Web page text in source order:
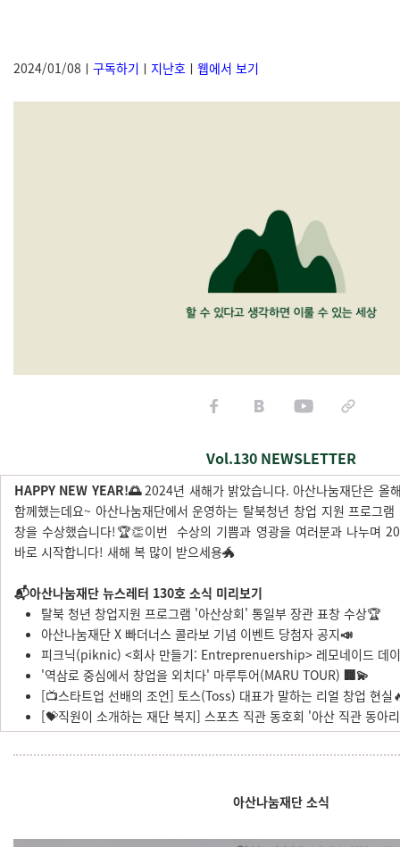
2024/01/08ㅣ 구독하기 ㅣ 지난호 ㅣ 웹에서 보기
Vol.130 NEWSLETTER
HAPPY NEW YEAR!🌅2024년 새해가 밝았습니다. 아산나눔재단은 올
함께했는데요~ 아산나눔재단에서 운영하는 탈북청년 창업 지원 프로그램
창을 수상했습니다!🏆👏️이번 수상의 기쁨과 영광을 여러분과 나누며
바로 시작합니다! 새해 복 많이 받으세용🐲
📬아산나눔재단 뉴스레터 130호 소식 미리보기
탈북 청년 창업지원 프로그램 '아산상회' 통일부 장관 표창 수상🏆
아산나눔재단 X 빠더너스 콜라보 기념 이벤트 당첨자 공지📣
피크닉(piknic) <회사 만들기: Entreprenuership> 레모네이드 데이
'역삼로 중심에서 창업을 외치다' 마루투어(MARU TOUR) 🏢💫
[📺스타트업 선배의 조언] 토스(Toss) 대표가 말하는 리얼 창업 현실
[💝직원이 소개하는 재단 복지] 스포츠 직관 동호회 '아산 직관 동아
아산나눔재단 소식